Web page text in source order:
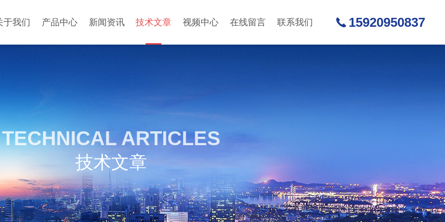
于我们 产品中心 新闻资讯 技术文章 视频中心 在线留言 联系我们 15920950837
TECHNICAL ARTICLES
技术文章